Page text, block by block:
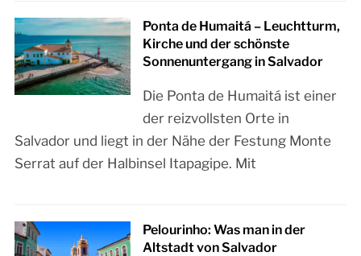
Ponta de Humaitá – Leuchtturm,
Kirche und der schönste
Sonnenuntergang in Salvador
Die Ponta de Humaitá ist einer
der reizvollsten Orte in
Salvador und liegt in der Nähe der Festung Monte
Serrat auf der Halbinsel Itapagipe. Mit
Pelourinho: Was man in der
Altstadt von Salvador